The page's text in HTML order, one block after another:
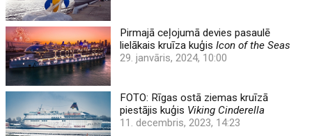
Pirmajā ceļojumā devies pasaulē
lielākais kruīza kuģisIcon of the Seas
29. janvāris, 2024, 10:00
FOTO: Rīgas ostā ziemas kruīzā
piestājis kuģis Viking Cinderella
11. decembris, 2023, 14:23